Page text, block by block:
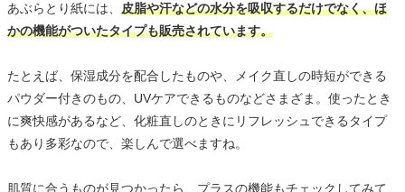
あぶらとり紙には、 皮脂や汗などの水分を吸収するだけでなく、ほ
かの機能がついたタイプも販売されています。
たとえば、保湿成分を配合したものや、メイク直しの時短ができる
パウダー付きのもの、UVケアできるものなどさまざま。使ったとき
に爽快感があるなど、化粧直しのときにリフレッシュできるタイプ
もあり多彩なので、楽しんで選べますね。
肌質に合うものが見つかったら、プラスの機能もチェックしてみて